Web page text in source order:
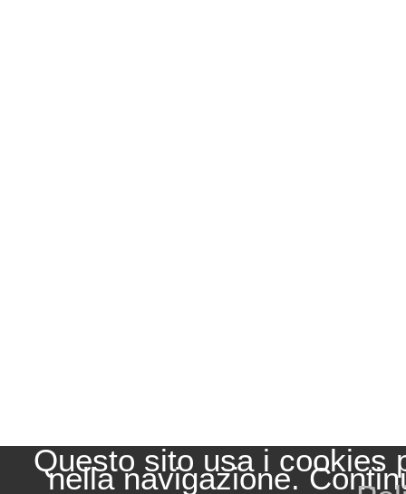
Questo sito usa i cookies
nella navigazione.